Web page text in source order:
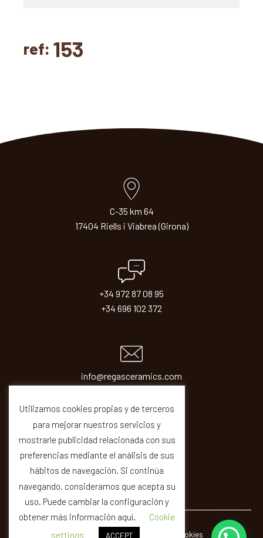
ref: 153
C-35 km 64
17404 Riells i Viabrea (Girona)
+34 972 87 08 95
+34 696 102 372
info@regasceramics.com
© REGAS · Legal Privacity Cookies Quality
Utilizamos cookies propias y de terceros
para mejorar nuestros servicios y
mostrarle publicidad relacionada con sus
preferencias mediante el análisis de sus
hábitos de navegación. Si continúa
navegando, consideramos que acepta su
uso. Puede cambiar la configuración y
obtener más información aquí.
Cookie
settings
ACCEPT